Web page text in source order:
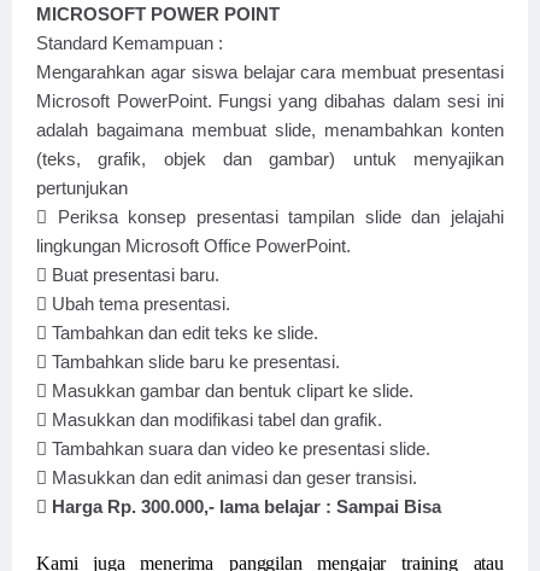
MICROSOFT POWER POINT
Standard Kemampuan :
Mengarahkan agar siswa belajar cara membuat presentasi
Microsoft PowerPoint. Fungsi yang dibahas dalam sesi ini
adalah bagaimana membuat slide, menambahkan konten
(teks, grafik, objek dan gambar) untuk menyajikan
pertunjukan

Periksa konsep presentasi tampilan slide dan jelajahi
lingkungan Microsoft Office PowerPoint.
 Buat presentasi baru.
 Ubah tema presentasi.
 Tambahkan dan edit teks ke slide.
 Tambahkan slide baru ke presentasi.
 Masukkan gambar dan bentuk clipart ke slide.
 Masukkan dan modifikasi tabel dan grafik.
 Tambahkan suara dan video ke presentasi slide.
 Masukkan dan edit animasi dan geser transisi.
 Harga Rp. 300.000,- lama belajar : Sampai Bisa
Kami juga menerima panggilan mengajar training atau